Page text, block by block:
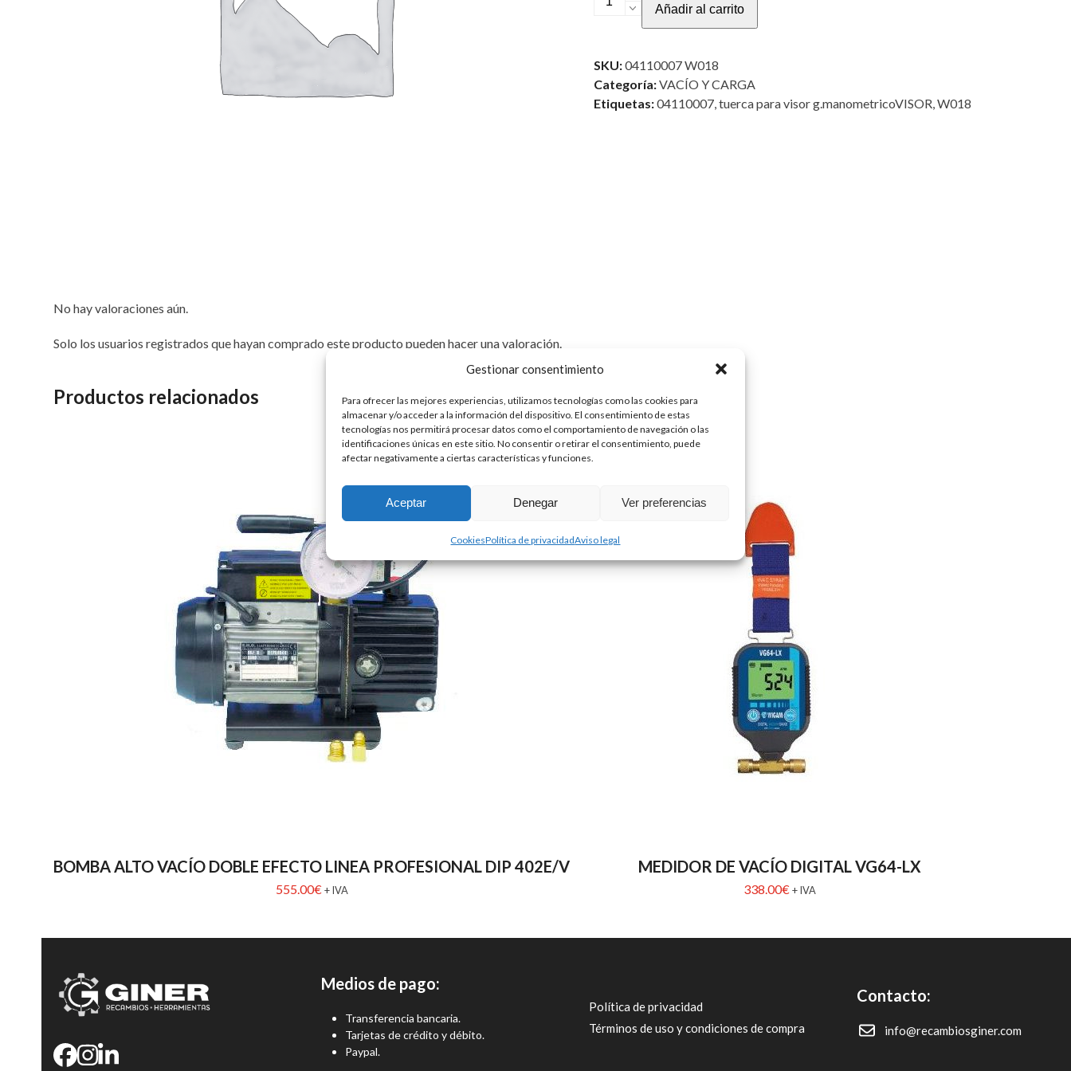
Gestionar consentimiento
Para ofrecer las mejores experiencias, utilizamos tecnologías como las cookies para
almacenar y/o acceder a la información del dispositivo. El consentimiento de estas
tecnologías nos permitirá procesar datos como el comportamiento de navegación o las
identificaciones únicas en este sitio. No consentir o retirar el consentimiento, puede
afectar negativamente a ciertas características y funciones.
Aceptar Denegar Ver preferencias
CookiesPolítica de privacidadAviso legal
cantidad
Añadir al carrito
SKU:04110007 W018
Categoría:VACÍO Y CARGA
Etiquetas:04110007,tuerca para visor g.manometricoVISOR,W018
No hay valoraciones aún.
Solo los usuarios registrados que hayan comprado este producto pueden hacer una valoración.
Productos relacionados
BOMBA ALTO VACÍO DOBLE EFECTO LINEA PROFESIONAL DIP 402E/V
555.00€ + IVA
MEDIDOR DE VACÍO DIGITAL VG64-LX
338.00€ + IVA
Medios de pago:
Transferencia bancaria.
Tarjetas de crédito y débito.
Paypal.
Política de privacidad
Términos de uso y condiciones de compra
Contacto:
info@recambiosginer.com